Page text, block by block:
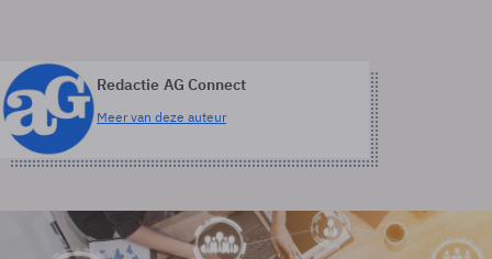
Redactie AG Connect
Meer van deze auteur